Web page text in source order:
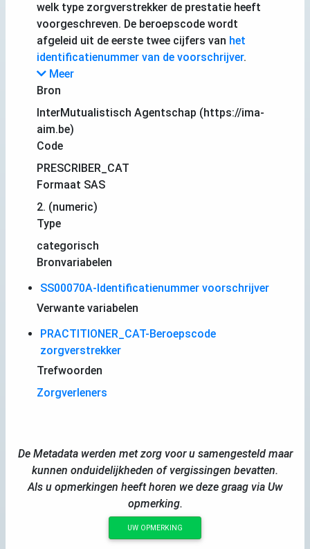
welk type zorgverstrekker de prestatie heeft
voorgeschreven. De beroepscode wordt
afgeleid uit de eerste twee cijfers van het
identificatienummer van de voorschrijver.
Meer
Bron
InterMutualistisch Agentschap (https://ima-
aim.be)
Code
PRESCRIBER_CAT
Formaat SAS
2. (numeric)
Type
categorisch
Bronvariabelen
SS00070A-Identificatienummer voorschrijver
Verwante variabelen
PRACTITIONER_CAT-Beroepscode
zorgverstrekker
Trefwoorden
Zorgverleners
De Metadata werden met zorg voor u samengesteld maar
kunnen onduidelijkheden of vergissingen bevatten.
Als u opmerkingen heeft horen we deze graag via Uw
opmerking.
UW OPMERKING